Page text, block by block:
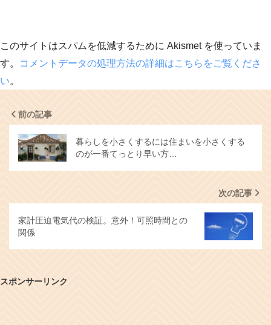
このサイトはスパムを低減するために Akismet を使っていま
す。
コメントデータの処理方法の詳細はこちらをご覧くださ
い。
前の記事
暮らしを小さくするには住まいを小さくする
のが一番てっとり早い方…
次の記事
家計圧迫電気代の検証。意外！可照時間との
関係
スポンサーリンク